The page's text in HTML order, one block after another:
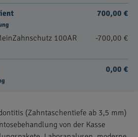
700,00 €
100AR
-700,00 €
0,00 €
(Zahntaschentiefe ab 3,5 mm)
von der Kasse